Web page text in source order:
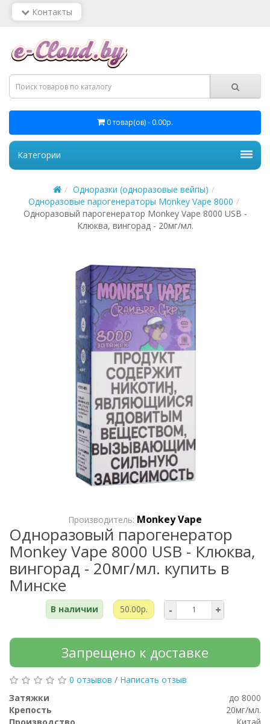
Контакты
0 товар(ов) - 0.00р.
Категории
Одноразки (одноразовые вейпы)
Одноразовые парогенераторы Monkey Vape 8000
Одноразовый парогенератор Monkey Vape 8000 USB -
Клюква, вингорад - 20мг/мл.
Производитель: Monkey Vape
Одноразовый парогенератор
Monkey Vape 8000 USB - Клюква,
вингорад - 20мг/мл. купить в
Минске
В наличии 50.00р. - +
Запрещено к доставке
0 отзывов / Написать отзыв
Затяжки
до 8000
Крепость
20мг/мл.